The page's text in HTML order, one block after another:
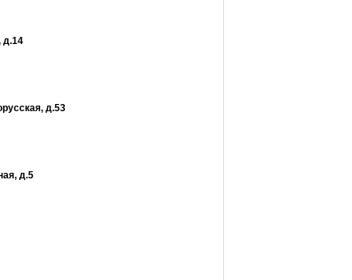
д.14
д.53
д.5